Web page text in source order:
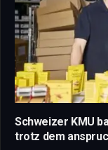
Schweizer KMU
trotz dem